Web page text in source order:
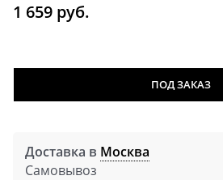
1 659 руб.
ПОД ЗАКАЗ
Доставка в Москва
Самовывоз